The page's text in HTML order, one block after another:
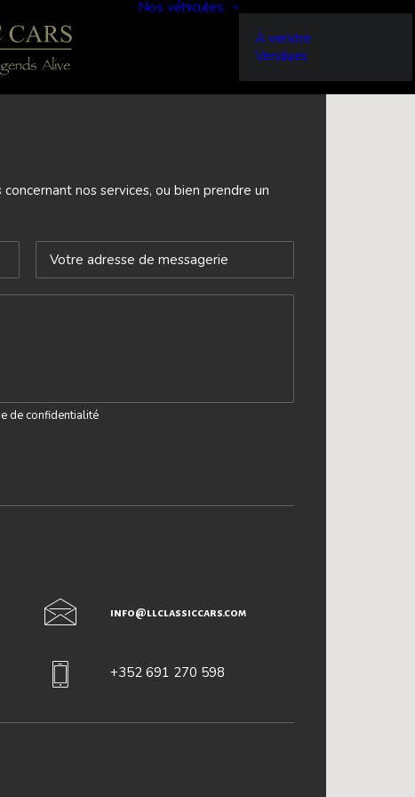
Nos véhicules
À vendre
Vendues
nos services, ou bien prendre un
de confidentialité
info@llclassiccars.com
+352 691 270 598